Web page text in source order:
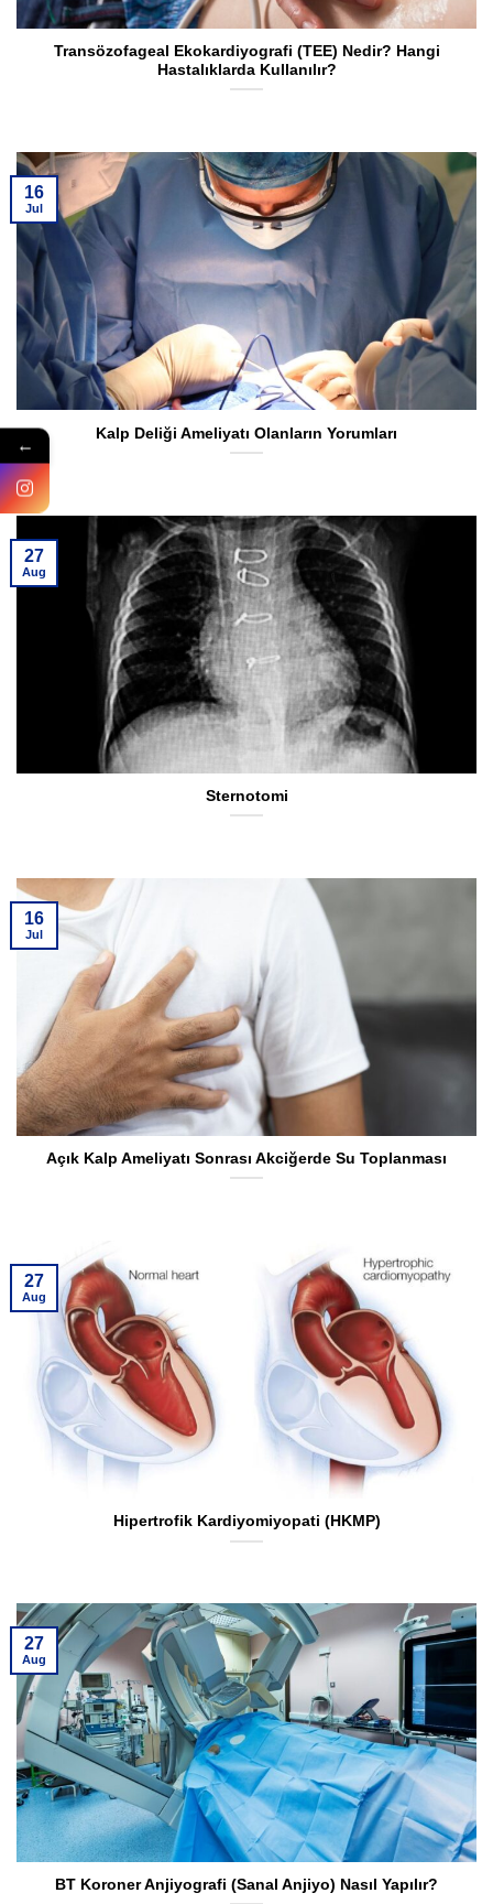
Transözofageal Ekokardiyografi (TEE) Nedir? Hangi
Hastalıklarda Kullanılır?
Kalp Deliği Ameliyatı Olanların Yorumları
16
Jul
Sternotomi
27
Aug
Açık Kalp Ameliyatı Sonrası Akciğerde Su Toplanması
16
Jul
Hipertrofik Kardiyomiyopati (HKMP)
27
Aug
BT Koroner Anjiyografi (Sanal Anjiyo) Nasıl Yapılır?
27
Aug
←